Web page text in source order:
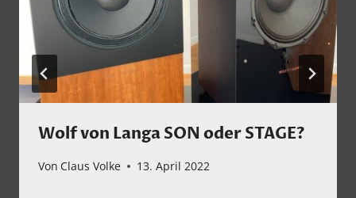
Wolf von Langa SON oder STAGE?
Von Claus Volke 13. April 2022